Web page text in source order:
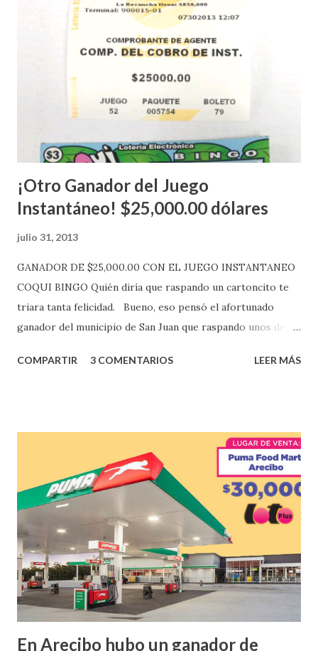
López explicó que el mismo se continuará realizando en los
Estados Unidos y los jugadores podrán conocer los
números ganadores del mismo a través de la página
aquellos con jugadas anticipadas de los sorteos locales (
Loto, Revancha, Pega 2, Pega 3 Pega 4 ) se les informará
Mientras, que l...
¡Otro Ganador del Juego
Instantáneo! $25,000.00 dólares
julio 31, 2013
GANADOR DE $25,000.00 CON EL JUEGO INSTANTANEO
COQUI BINGO Quién diría que raspando un cartoncito te
triara tanta felicidad. Bueno, eso pensó el afortunado
ganador del municipio de San Juan que raspando unos de
obtuvo un premio de $25,000,00 dólares. Este es el anuncio
ganador fue vendido en la farmacia Yarimar de la
Urbanización Las Lomas en el Municipio de San Juan
¡Enhorabuena que lo disfrute!
...
COMPARTIR 3 COMENTARIOS LEER MÁS
En Arecibo hubo un ganador de